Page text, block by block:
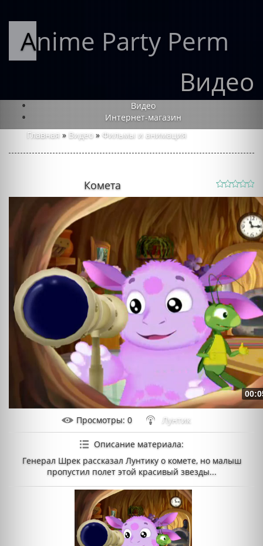
Anime Party Perm
Видео
Видео
Интернет-магазин
Главная » Видео » Фильмы и анимация
Комета
Просмотры: 0 Лунтик
Описание материала:
Генерал Шрек рассказал Лунтику о комете, но малыш
пропустил полет этой красивый звезды...